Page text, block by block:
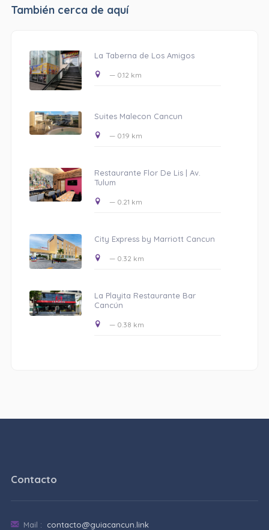
También cerca de aquí
La Taberna de Los Amigos
— 0.12 km
Suites Malecon Cancun
— 0.19 km
Restaurante Flor De Lis | Av.
Tulum
— 0.21 km
City Express by Marriott Cancun
— 0.32 km
La Playita Restaurante Bar
Cancún
— 0.38 km
Contacto
Mail : contacto@guiacancun.link